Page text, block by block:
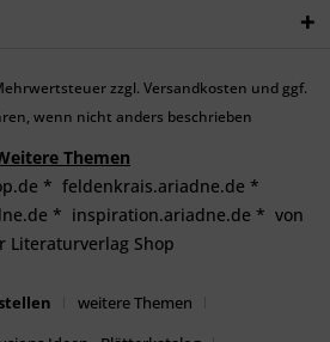
zzgl. Versandkosten und ggf.
wenn nicht anders beschrieben
Themen
* feldenkrais.ariadne.de *
* inspiration.ariadne.de * von
Literaturverlag Shop
weitere Themen